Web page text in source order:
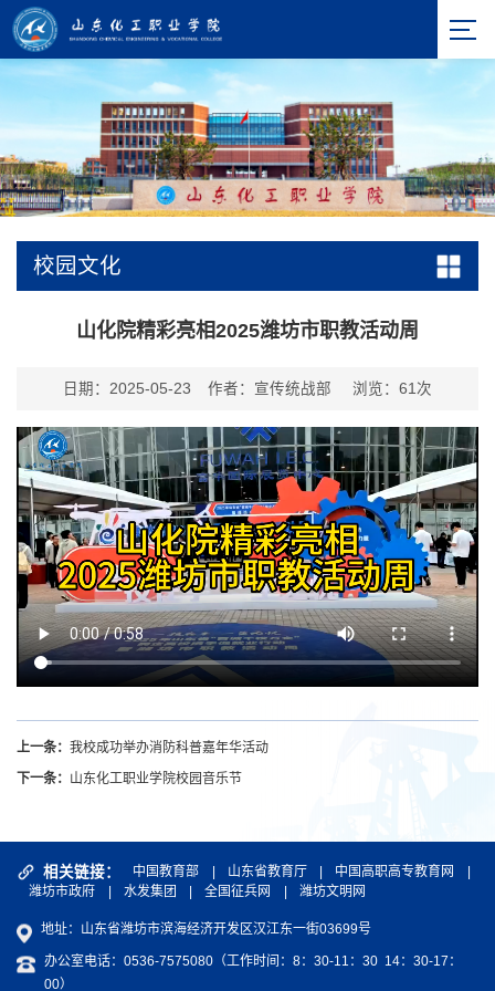
校园文化
山化院精彩亮相2025潍坊市职教活动周
日期：2025-05-23 作者：宣传统战部 浏览： 61次
上一条： 我校成功举办消防科普嘉年华活动
下一条： 山东化工职业学院校园音乐节
相关链接： 中国教育部 山东省教育厅 中国高职高专教育网
潍坊市政府
水发集团 全国征兵网 潍坊文明网
地址：山东省潍坊市滨海经济开发区汉江东一街03699号
办公室电话：0536-7575080（工作时间：8：30-11：30 14：30-17：
00）